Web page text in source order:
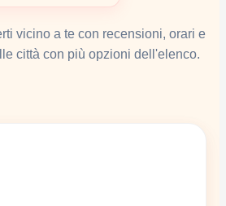
vicino a te con recensioni, orari e
città con più opzioni dell'elenco.